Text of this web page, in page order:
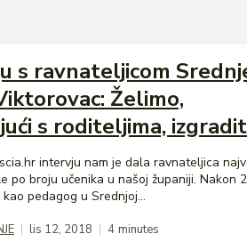
s ravnateljicom
Želimo,
s roditeljima,
intervju nam je dala ravnateljica
broju učenika u našoj županiji. Nakon 25
pedagog u Srednjoj...
lis 12, 2018 4 minutes